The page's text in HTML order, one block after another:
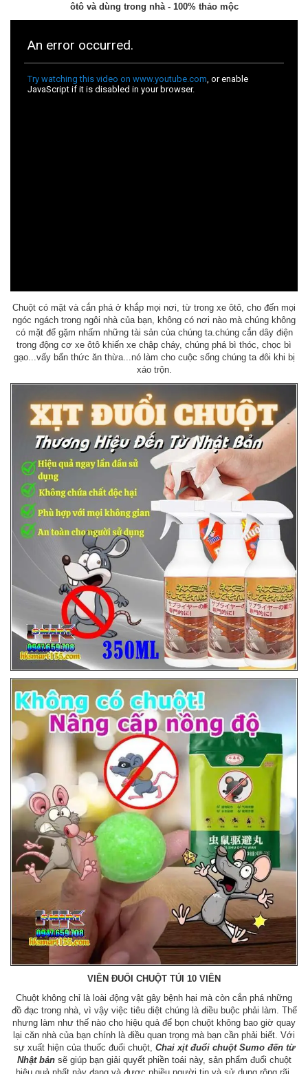
ôtô và dùng trong nhà - 100% thảo mộc
Chuột có mặt và cắn phá ở khắp mọi nơi, từ trong xe ôtô, cho đến mọi
ngóc ngách trong ngôi nhà của bạn, không có nơi nào mà chúng không
có mặt để gặm nhấm những tài sản của chúng ta.chúng cắn dây điện
trong động cơ xe ôtô khiến xe chập cháy, chúng phá bì thóc, chọc bì
gạo...vấy bẩn thức ăn thừa...️nó làm cho cuộc sống chúng ta đôi khi bị
xáo trộn.
VIÊN ĐUỔI CHUỘT TÚI 10 VIÊN
Chuột không chỉ là loài động vật gây bệnh hại mà còn cắn phá những
đồ đạc trong nhà, vì vậy việc tiêu diệt chúng là điều buộc phải làm. Thế
nhưng làm như thế nào cho hiệu quả để bọn chuột không bao giờ quay
lại căn nhà của bạn chính là điều quan trọng mà bạn cần phải biết. Với
sự xuất hiện của thuốc đuổi chuột, Chai xịt đuổi chuột Sumo đến từ
Nhật bảnsẽ giúp bạn giải quyết phiền toái này, sản phẩm đuổi chuột